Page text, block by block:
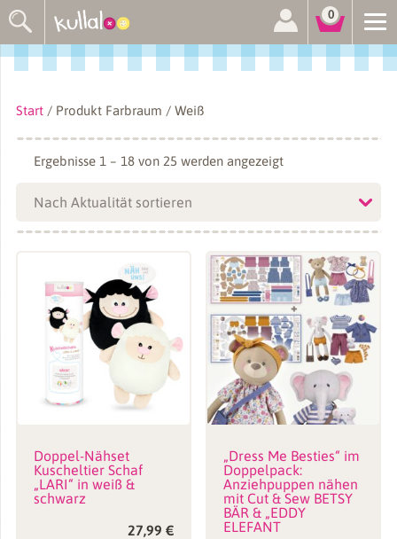
0
Suchen
nach:
Start/ Produkt Farbraum / Weiß
Ergebnisse 1 – 18 von 25 werden angezeigtNach
Doppel-Nähset
Kuscheltier Schaf
„LARI“ in weiß &
schwarz
27,99 €
„Dress Me Besties“ im
Doppelpack:
Anziehpuppen nähen
mit Cut & Sew BETSY
BÄR & „EDDY
ELEFANT